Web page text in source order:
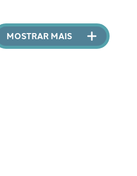
MOSTRAR MAIS